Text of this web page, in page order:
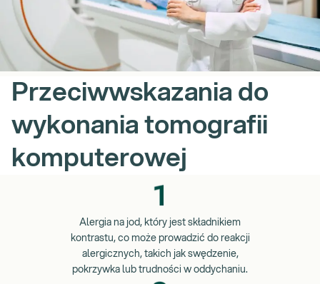
Przeciwwskazania do
wykonania tomografii
komputerowej
Alergia na jod, który jest składnikiem
kontrastu, co może prowadzić do reakcji
alergicznych, takich jak swędzenie,
pokrzywka lub trudności w oddychaniu.